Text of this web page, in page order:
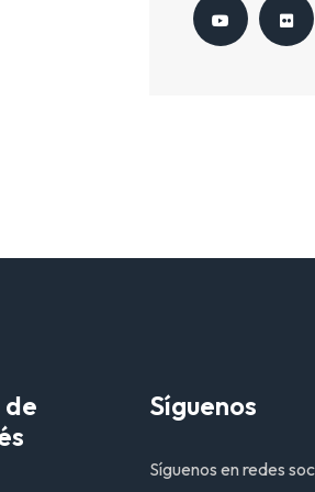
de
Síguenos
Síguenos en redes